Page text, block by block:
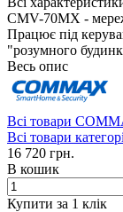
CMV-70MX -
Працює під
"розумного
Весь опис
Всі товари
Всі товари
16 720 грн.
В кошик
Купити за 1 клiк